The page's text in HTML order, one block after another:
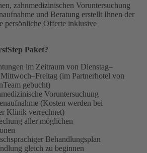
zahnmedizinischen Voruntersuchung
und Beratung erstellt Ihnen der
persönliche Offerte inklusive
Paket?
im Zeitraum von Dienstag–
(im Partnerhotel von
gebucht)
Voruntersuchung
(Kosten werden bei
Klinik verrechnet)
aller möglichen
Behandlungsplan
gleich zu beginnen